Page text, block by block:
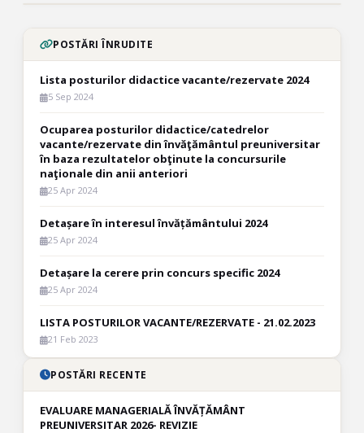
POSTĂRI ÎNRUDITE
Lista posturilor didactice vacante/rezervate 2024
5 Sep 2024
Ocuparea posturilor didactice/catedrelor
vacante/rezervate din învăţământul preuniversitar
în baza rezultatelor obţinute la concursurile
naţionale din anii anteriori
25 Apr 2024
Detașare în interesul învățământului 2024
25 Apr 2024
Detașare la cerere prin concurs specific 2024
25 Apr 2024
LISTA POSTURILOR VACANTE/REZERVATE - 21.02.2023
21 Feb 2023
POSTĂRI RECENTE
EVALUARE MANAGERIALĂ ÎNVĂȚĂMÂNT
PREUNIVERSITAR 2026- REVIZIE